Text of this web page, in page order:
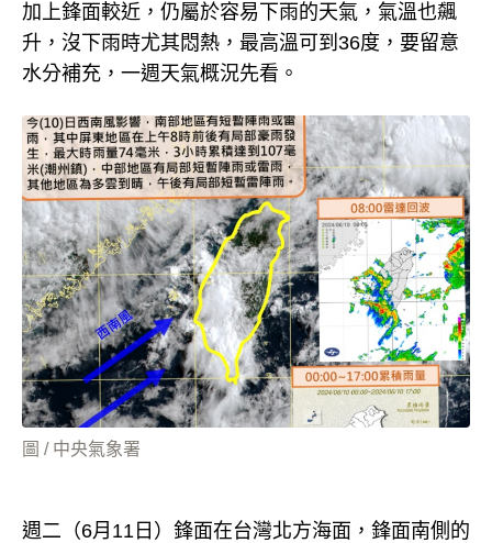
加上鋒面較近，仍屬於容易下雨的天氣，氣溫也飆
升，沒下雨時尤其悶熱，最高溫可到36度，要留意
水分補充，一週天氣概況先看。
圖 / 中央氣象署
週二（6月11日）鋒面在台灣北方海面，鋒面南側的